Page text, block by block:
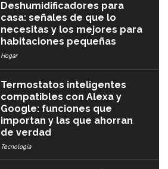
Deshumidificadores para
casa: señales de que lo
necesitas y los mejores para
habitaciones pequeñas
Hogar
Termostatos inteligentes
compatibles con Alexa y
Google: funciones que
importan y las que ahorran
de verdad
Tecnología